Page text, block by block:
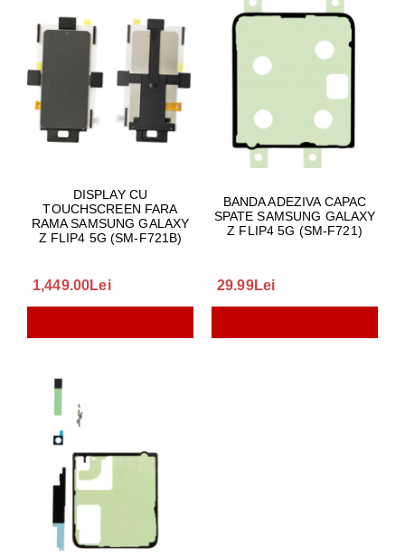
DISPLAY CU
TOUCHSCREEN FARA
RAMA SAMSUNG GALAXY
Z FLIP4 5G (SM-F721B)
1,449.00Lei
BANDA ADEZIVA CAPAC
SPATE SAMSUNG GALAXY
Z FLIP4 5G (SM-F721)
29.99Lei